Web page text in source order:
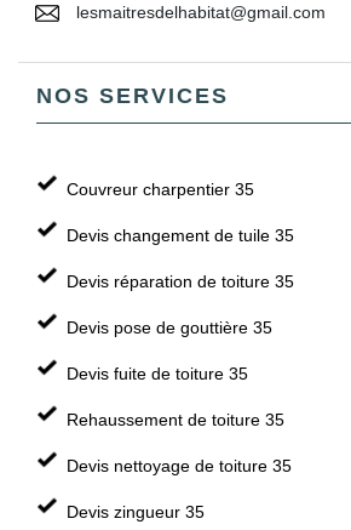
lesmaitresdelhabitat@gmail.com
NOS SERVICES
Couvreur charpentier 35
Devis changement de tuile 35
Devis réparation de toiture 35
Devis pose de gouttière 35
Devis fuite de toiture 35
Rehaussement de toiture 35
Devis nettoyage de toiture 35
Devis zingueur 35